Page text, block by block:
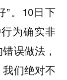
”。10日下
为确实非
误做法，
们绝对不